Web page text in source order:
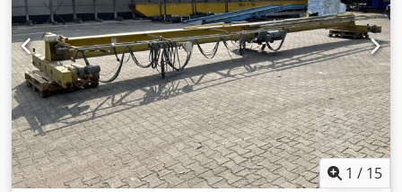
Transportgewicht [kg]: 2500kg - Transportcolli [st.]: 1
Financiële informatie BTW: De getoonde prijs is exclusief
BTW BTW/marge: BTW verrekenbaar voor ondernemers
Levering en inruil altijd mogelijk van alles in de industriële
sectoren Lukas van Rossum
1 / 15